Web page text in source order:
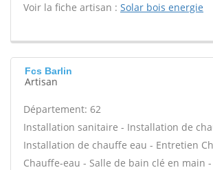
Voir la fiche artisan : Solar bois energie
Fcs Barlin
Artisan
Département: 62
Installation sanitaire - Installation de
Installation de chauffe eau - Entretien
Chauffe-eau - Salle de bain clé en main